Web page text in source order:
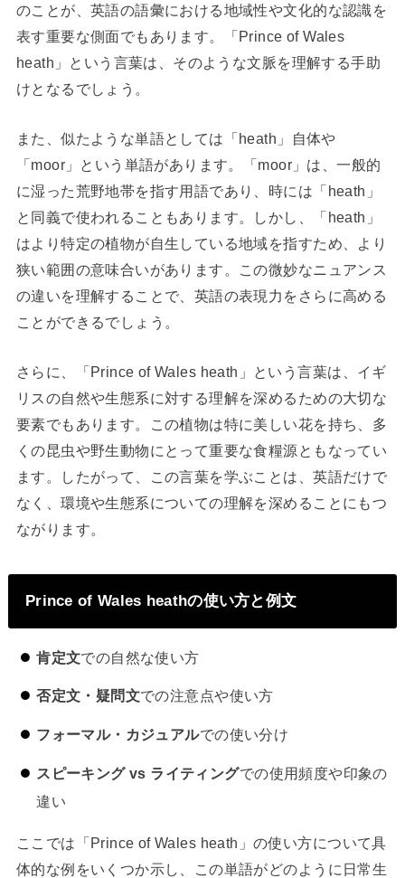
のことが、英語の語彙における地域性や文化的な認識を
表す重要な側面でもあります。「Prince of Wales
heath」という言葉は、そのような文脈を理解する手助
けとなるでしょう。
また、似たような単語としては「heath」自体や
「moor」という単語があります。「moor」は、一般的
に湿った荒野地帯を指す用語であり、時には「heath」
と同義で使われることもあります。しかし、「heath」
はより特定の植物が自生している地域を指すため、より
狭い範囲の意味合いがあります。この微妙なニュアンス
の違いを理解することで、英語の表現力をさらに高める
ことができるでしょう。
さらに、「Prince of Wales heath」という言葉は、イギ
リスの自然や生態系に対する理解を深めるための大切な
要素でもあります。この植物は特に美しい花を持ち、多
くの昆虫や野生動物にとって重要な食糧源ともなってい
ます。したがって、この言葉を学ぶことは、英語だけで
なく、環境や生態系についての理解を深めることにもつ
ながります。
Prince of Wales heathの使い方と例文
肯定文での自然な使い方
否定文・疑問文での注意点や使い方
フォーマル・カジュアルでの使い分け
スピーキング vs ライティングでの使用頻度や印象の
違い
ここでは「Prince of Wales heath」の使い方について具
体的な例をいくつか示し、この単語がどのように日常生